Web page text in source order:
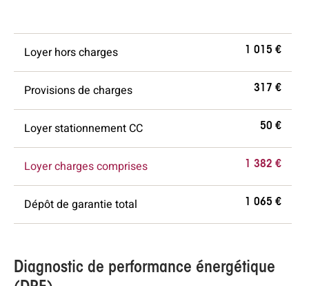
Loyer hors charges 1 015 €
Provisions de charges 317 €
Loyer stationnement CC 50 €
Loyer charges comprises 1 382 €
Dépôt de garantie total 1 065 €
Diagnostic de performance énergétique